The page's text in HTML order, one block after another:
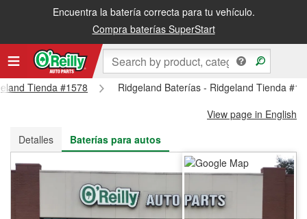
Encuentra la batería correcta para tu vehículo.
Compra baterías SuperStart
Recibe tu orden gratis al día siguiente o recógela en la tienda
Tienda #1578
Ridgeland Baterías - Ridgeland Tienda
View page in English
Detalles
Baterías para autos